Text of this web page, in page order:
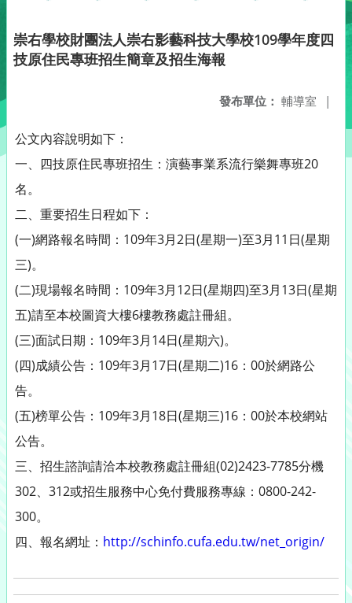
崇右學校財團法人崇右影藝科技大學校109學年度四
技原住民專班招生簡章及招生海報
發布單位： 輔導室 |
公文內容說明如下：
一、四技原住民專班招生：演藝事業系流行樂舞專班20
名。
二、重要招生日程如下：
(一)網路報名時間：109年3月2日(星期一)至3月11日(星期
三)。
(二)現場報名時間：109年3月12日(星期四)至3月13日(星期
五)請至本校圖資大樓6樓教務處註冊組。
(三)面試日期：109年3月14日(星期六)。
(四)成績公告：109年3月17日(星期二)16：00於網路公
告。
(五)榜單公告：109年3月18日(星期三)16：00於本校網站
公告。
三、招生諮詢請洽本校教務處註冊組(02)2423-7785分機
302、312或招生服務中心免付費服務專線：0800-242-
300。
四、報名網址： http://schinfo.cufa.edu.tw/net_origin/